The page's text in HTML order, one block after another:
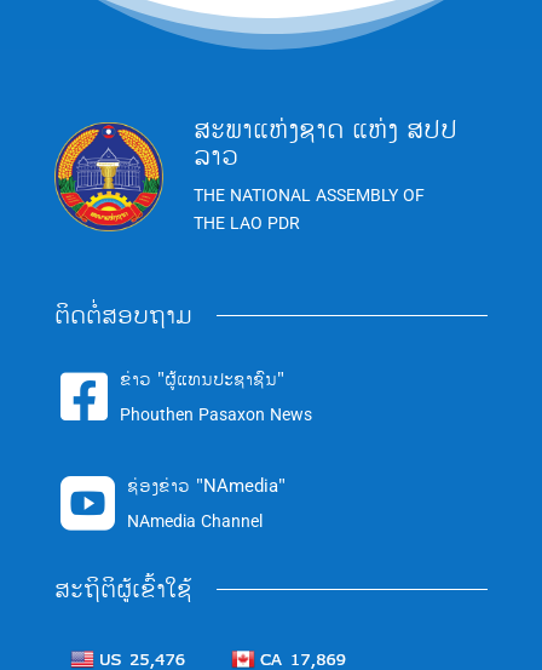
ສະພາແຫ່ງຊາດ ແຫ່ງ ສປປ
ລາວ
THE NATIONAL ASSEMBLY OF
THE LAO PDR
ຕິດຕໍ່ສອບຖາມ
 ຂ່າວ "ຜູ້ແທນປະຊາຊົນ"
Phouthen Pasaxon News
 ຊ່ອງຂ່າວ "NAmedia"
NAmedia Channel
ສະຖິຕິຜູ້ເຂົ້າໃຊ້